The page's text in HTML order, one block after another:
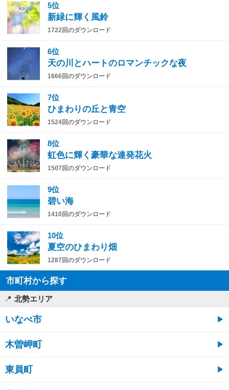
5位
新緑に輝く風鈴
1722回のダウンロード
6位
天の川とハートのロマンチックな夜
1666回のダウンロード
7位
ひまわりの丘と青空
1524回のダウンロード
8位
虹色に輝く豪華な連発花火
1507回のダウンロード
9位
碧い海
1410回のダウンロード
10位
夏空のひまわり畑
1287回のダウンロード
市町村から探す
北勢エリア
いなべ市
木曽岬町
東員町